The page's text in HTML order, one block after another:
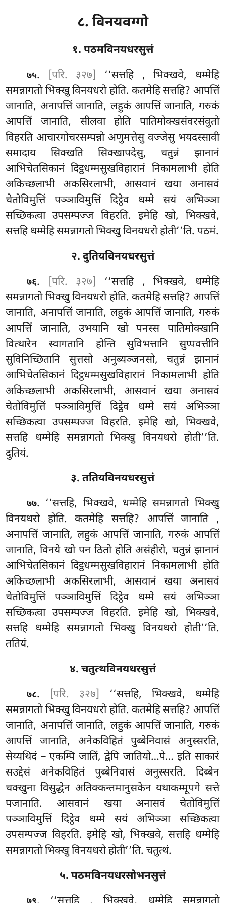
८. विनयवग्गो
१. पठमविनयधरसुत्तं
७५. [परि. ३२७] ‘‘सत्तहि , भिक्खवे, धम्मेहि
समन्नागतो भिक्खु विनयधरो होति. कतमेहि सत्तहि? आपत्तिं
जानाति, अनापत्तिं जानाति, लहुकं आपत्तिं जानाति, गरुकं
आपत्तिं जानाति, सीलवा होति पातिमोक्खसंवरसंवुतो
विहरति आचारगोचरसम्पन्नो अणुमत्तेसु वज्जेसु भयदस्सावी
समादाय सिक्खति सिक्खापदेसु, चतुन्नं झानानं
आभिचेतसिकानं दिट्ठधम्मसुखविहारानं निकामलाभी होति
अकिच्छलाभी अकसिरलाभी, आसवानं खया अनासवं
चेतोविमुत्तिं पञ्ञाविमुत्तिं दिट्ठेव धम्मे सयं अभिञ्ञा
सच्छिकत्वा उपसम्पज्ज विहरति. इमेहि खो, भिक्खवे,
सत्तहि धम्मेहि समन्नागतो भिक्खु विनयधरो होती’’ति. पठमं.
२. दुतियविनयधरसुत्तं
७६. [परि. ३२७] ‘‘सत्तहि , भिक्खवे, धम्मेहि
समन्नागतो भिक्खु विनयधरो होति. कतमेहिसत्तहि? आपत्तिं
जानाति, अनापत्तिं जानाति, लहुकं आपत्तिं जानाति, गरुकं
आपत्तिं जानाति, उभयानि खो पनस्स पातिमोक्खानि
वित्थारेन स्वागतानि होन्ति सुविभत्तानि सुप्पवत्तीनि
सुविनिच्छितानि सुत्तसो अनुब्यञ्जनसो, चतुन्नं झानानं
आभिचेतसिकानं दिट्ठधम्मसुखविहारानं निकामलाभी होति
अकिच्छलाभी अकसिरलाभी, आसवानं खया अनासवं
चेतोविमुत्तिं पञ्ञाविमुत्तिं दिट्ठेव धम्मे सयं अभिञ्ञा
सच्छिकत्वा उपसम्पज्ज विहरति. इमेहि खो, भिक्खवे,
सत्तहि धम्मेहि समन्नागतो भिक्खु विनयधरो होती’’ति.
दुतियं.
३. ततियविनयधरसुत्तं
७७. ‘‘सत्तहि, भिक्खवे, धम्मेहि समन्नागतो भिक्खु
विनयधरो होति. कतमेहि सत्तहि? आपत्तिं जानाति ,
अनापत्तिं जानाति, लहुकं आपत्तिं जानाति, गरुकं आपत्तिं
जानाति, विनये खो पन ठितो होति असंहीरो, चतुन्नं झानानं
आभिचेतसिकानं दिट्ठधम्मसुखविहारानं निकामलाभी होति
अकिच्छलाभी अकसिरलाभी, आसवानं खया अनासवं
चेतोविमुत्तिं पञ्ञाविमुत्तिं दिट्ठेव धम्मे सयं अभिञ्ञा
सच्छिकत्वा उपसम्पज्ज विहरति. इमेहि खो, भिक्खवे,
सत्तहि धम्मेहि समन्नागतो भिक्खु विनयधरो होती’’ति.
ततियं.
४. चतुत्थविनयधरसुत्तं
७८. [परि. ३२७]
‘‘सत्तहि, भिक्खवे, धम्मेहि
समन्नागतो भिक्खु विनयधरो होति. कतमेहि सत्तहि? आपत्तिं
जानाति, अनापत्तिं जानाति, लहुकं आपत्तिं जानाति, गरुकं
आपत्तिं जानाति, अनेकविहितं पुब्बेनिवासं अनुस्सरति,
सेय्यथिदं – एकम्पि जातिं, द्वेपि जातियो…पे… इति साकारं
सउद्देसं अनेकविहितं पुब्बेनिवासं अनुस्सरति. दिब्बेन
चक्खुना विसुद्धेन अतिक्कन्तमानुसकेन यथाकम्मूपगे सत्ते
पजानाति. आसवानं खया अनासवं चेतोविमुत्तिं
पञ्ञाविमुत्तिं दिट्ठेव धम्मे सयंअभिञ्ञा सच्छिकत्वा
उपसम्पज्ज विहरति. इमेहि खो, भिक्खवे, सत्तहि धम्मेहि
समन्नागतो भिक्खु विनयधरो होती’’ति. चतुत्थं.
५. पठमविनयधरसोभनसुत्तं